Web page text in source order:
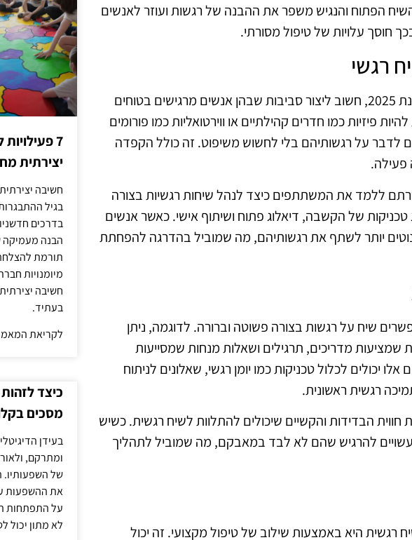
הפתוח והנגיש משפר את ההבנה של רגשות ועוזר לאנשים
חוסך עלויות של טיפול מסורתי.
רגשי
בכדי להפחית עלויות בשיח על רגשות בשנת 2025, חשוב ליצור סביבות שבהן אנשים מרגישים בטוחים
פיזיות כמו חדרים קהילתיים או ווירטואליות כמו פורומים
לדבר על רגשותיהם בלי לחשוש משיפוט. זה כולל הקפדה
פעילה.
ללמד את המשתתפים כיצד לנהל שיחות רגשיות בצורה
טכניקות של הקשבה, דיאלוג פתוח ושיתוף אישי. כאשר אנשים
יותר לשתף את רגשותיהם, מה שמוביל בהדרגה להפחתת
שיח על רגשות בצורה פשוטה וברורה. לדוגמה, ניתן
שמציעות מדריכים, תרגילים ושאלות מנחות שמסייעות
יכולים לכלול טכניקות כמו יומן רגשי, שאלונים לניתוח
רגשית ראשונית.
הבדידות והקשיים שיכולים להתלוות לשיח רגשית. כשיש
להרגיש שהם לא לבד במאבקם, מה שמוביל לתהליך
רגשית היא באמצעות שילוב של טיפול מקצועי. זה יכול
7
יצירתית
חשיבה
בגיל
בדרכים
הבנה מעמיקה
תורמת
מיומנויות
חשיבה
בעתיד.
לקריאת
כיצד
מסכים
בעידן
ומתרקם,
של השפעותיו.
את ההשפעות
על התפתחות
לא מתון יכול